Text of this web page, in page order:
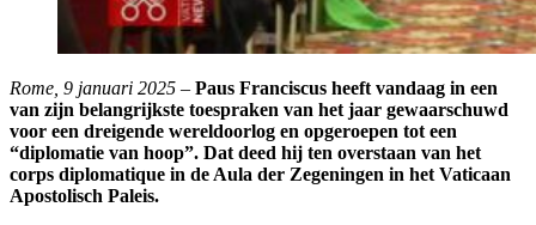
Rome, 9 januari 2025 – Paus Franciscus heeft vandaag in een
van zijn belangrijkste toespraken van het jaar gewaarschuwd
voor een dreigende wereldoorlog en opgeroepen tot een
“diplomatie van hoop”. Dat deed hij ten overstaan van het
corps diplomatique in de Aula der Zegeningen in het Vaticaan
Apostolisch Paleis.